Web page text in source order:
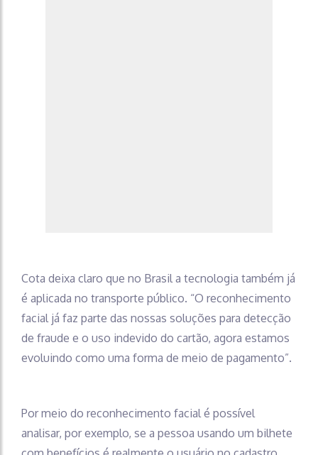
Cota deixa claro que no Brasil a tecnologia também já
é aplicada no transporte público. “O reconhecimento
facial já faz parte das nossas soluções para detecção
de fraude e o uso indevido do cartão, agora estamos
evoluindo como uma forma de meio de pagamento”.
Por meio do reconhecimento facial é possível
analisar, por exemplo, se a pessoa usando um bilhete